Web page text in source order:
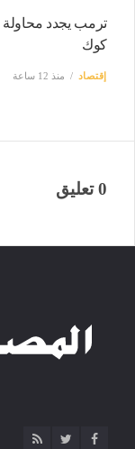
ترمب يجدد محاولة
كوك
إقتصاد منذ 12 ساعة
0 تعليق